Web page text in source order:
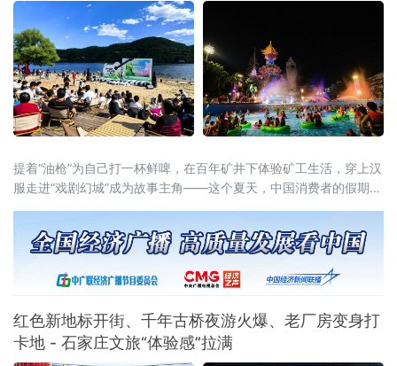
打、男子单打、女子单打七大竞赛项目，全面
覆盖羽毛球主流竞赛组别，为
提着“油枪”为自己打一杯鲜啤，在百年矿井下体验矿工生活，穿上汉
服走进“戏剧幻城”成为故事主角——这个夏天，中国消费者的假期打
开方式正在被彻底重写。2026年暑期，一场从“买商品”到“买体验”、
从“打卡式”到“入戏式”的消费变革席卷全国。文旅部启动的全国暑期
文旅消费季，各地落地超3万场特色活动、发放4.5亿元文旅补贴；
红色新地标开街、千年古桥夜游火爆、老厂房变身打
卡地 - 石家庄文旅“体验感”拉满